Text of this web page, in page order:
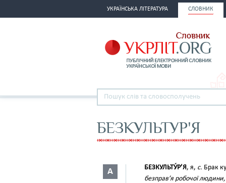
УКРАЇНСЬКА ЛІТЕРАТУРА СЛОВНИК
БЕЗКУЛЬТУР'Я
А БЕЗКУЛЬТУ́Р’Я, я, с. Брак
безправ’я робочої людини,